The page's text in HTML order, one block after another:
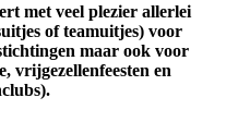
met veel plezier allerlei
of teamuitjes) voor
maar ook voor
vrijgezellenfeesten en